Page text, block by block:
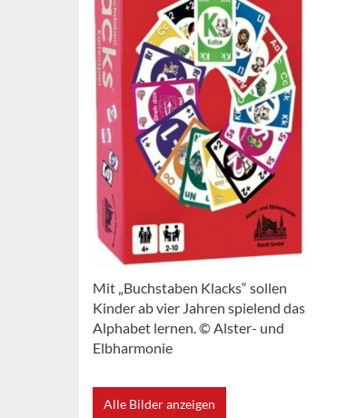
Mit „Buchstaben Klacks“ sollen
Kinder ab vier Jahren spielend das
Alphabet lernen. © Alster- und
Elbharmonie
Alle Bilder anzeigen